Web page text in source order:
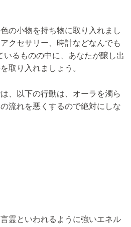
の小物を持ち物に取り入れまし
クセサリー、時計などなんでも
いるものの中に、あなたが醸し出
取り入れましょう。
、以下の行動は、オーラを濁ら
流れを悪くするので絶対にしな
霊といわれるように強いエネル